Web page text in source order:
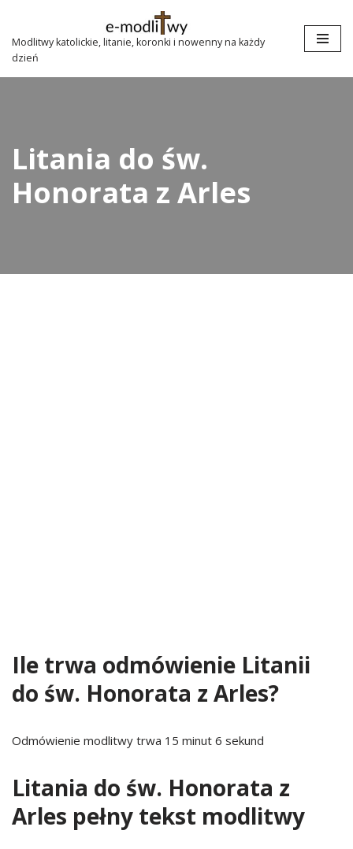
Przejdź
do
treści
Modlitwy katolickie, litanie, koronki i nowenny na każdy
dzień
Litania do św.
Honorata z Arles
Ile trwa odmówienie Litanii
do św. Honorata z Arles?
Odmówienie modlitwy trwa 15 minut 6 sekund
Litania do św. Honorata z
Arles pełny tekst modlitwy